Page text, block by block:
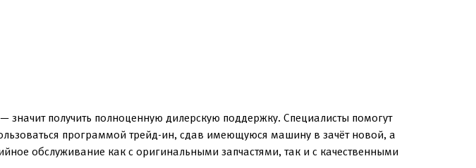
получить полноценную дилерскую поддержку. Специалисты помогут
программой трейд-ин, сдав имеющуюся машину в зачёт новой, а
обслуживание как с оригинальными запчастями, так и с качественными